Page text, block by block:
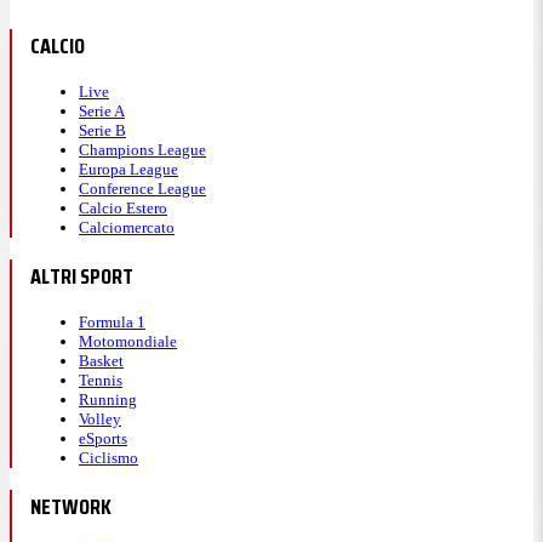
CALCIO
Live
Serie A
Serie B
Champions League
Europa League
Conference League
Calcio Estero
Calciomercato
ALTRI SPORT
Formula 1
Motomondiale
Basket
Tennis
Running
Volley
eSports
Ciclismo
NETWORK